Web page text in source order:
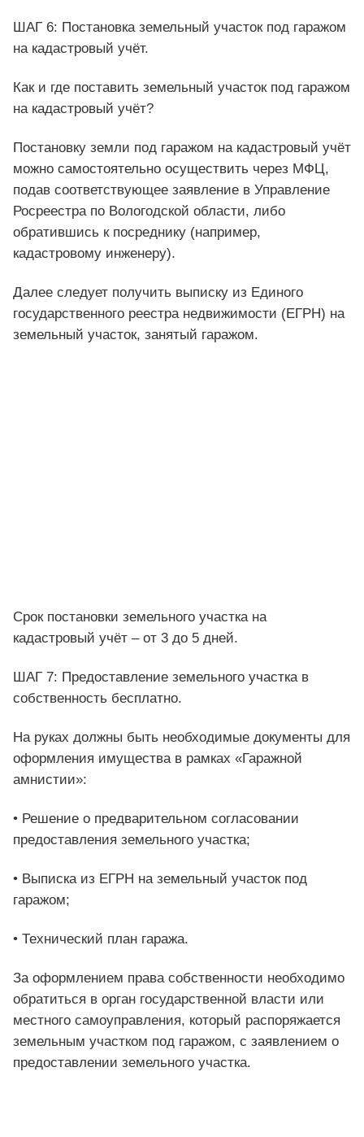
ШАГ 6: Постановка земельный участок под гаражом
на кадастровый учёт.
Как и где поставить земельный участок под гаражом
на кадастровый учёт?
Постановку земли под гаражом на кадастровый учёт
можно самостоятельно осуществить через МФЦ,
подав соответствующее заявление в Управление
Росреестра по Вологодской области, либо
обратившись к посреднику (например,
кадастровому инженеру).
Далее следует получить выписку из Единого
государственного реестра недвижимости (ЕГРН) на
земельный участок, занятый гаражом.
Срок постановки земельного участка на
кадастровый учёт – от 3 до 5 дней.
ШАГ 7: Предоставление земельного участка в
собственность бесплатно.
На руках должны быть необходимые документы для
оформления имущества в рамках «Гаражной
амнистии»:
• Решение о предварительном согласовании
предоставления земельного участка;
• Выписка из ЕГРН на земельный участок под
гаражом;
• Технический план гаража.
За оформлением права собственности необходимо
обратиться в орган государственной власти или
местного самоуправления, который распоряжается
земельным участком под гаражом, с заявлением о
предоставлении земельного участка.